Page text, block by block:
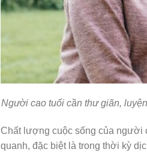
Người cao tuổi cần thư giãn,
Chất lượng cuộc sống của người
quanh, đặc biệt là trong thời kỳ